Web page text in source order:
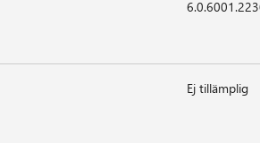
Ej tillämplig